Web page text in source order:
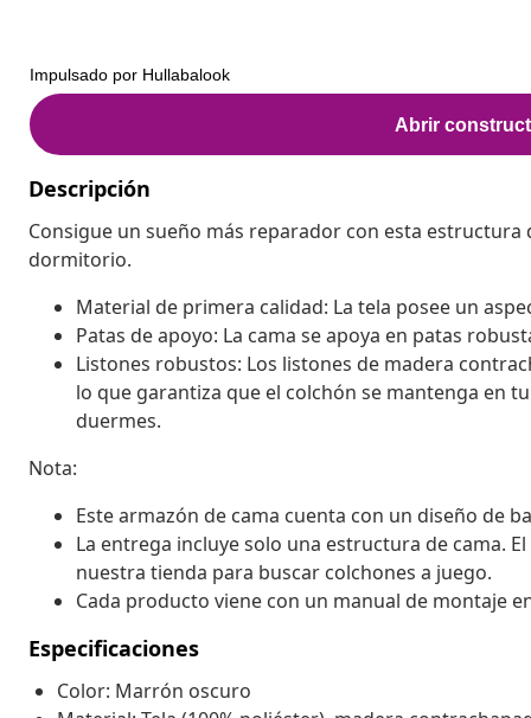
Descripción
Consigue un sueño más reparador con esta
dormitorio.
Material de primera calidad: La tela posee un
Patas de apoyo: La cama se apoya en patas
Listones robustos: Los listones de madera
lo que garantiza que el colchón se mantenga en
duermes.
Nota:
Este armazón de cama cuenta con un diseño de
La entrega incluye solo una estructura de cama.
nuestra tienda para buscar colchones a juego.
Cada producto viene con un manual de montaje
Especificaciones
Color: Marrón oscuro